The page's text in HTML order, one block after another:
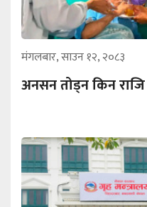
मंगलबार, साउन १२, २०८३
अनसन तोड्न किन